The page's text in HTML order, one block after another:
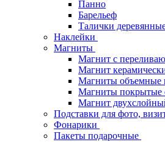
Панно
Барельеф
Талички
Наклейки
Магниты
Магнит с
Магнит
Магниты объемные
Магниты покрытые
Магнит
Подставки для фото,
Фонарики
Пакеты подарочные